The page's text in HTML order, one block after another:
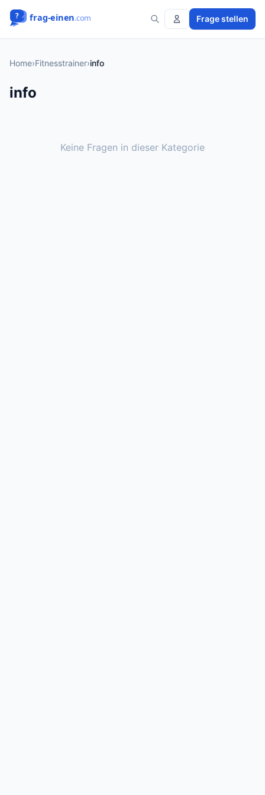
Frage stellen
Home›Fitnesstrainer›info
info
Keine Fragen in dieser Kategorie